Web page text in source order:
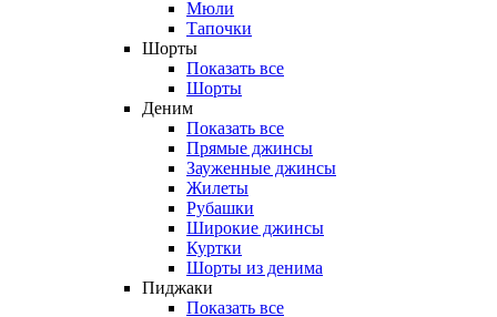
Мюли
Тапочки
Шорты
Показать все
Шорты
Деним
Показать все
Прямые джинсы
Зауженные джинсы
Жилеты
Рубашки
Широкие джинсы
Куртки
Шорты из денима
Пиджаки
Показать все